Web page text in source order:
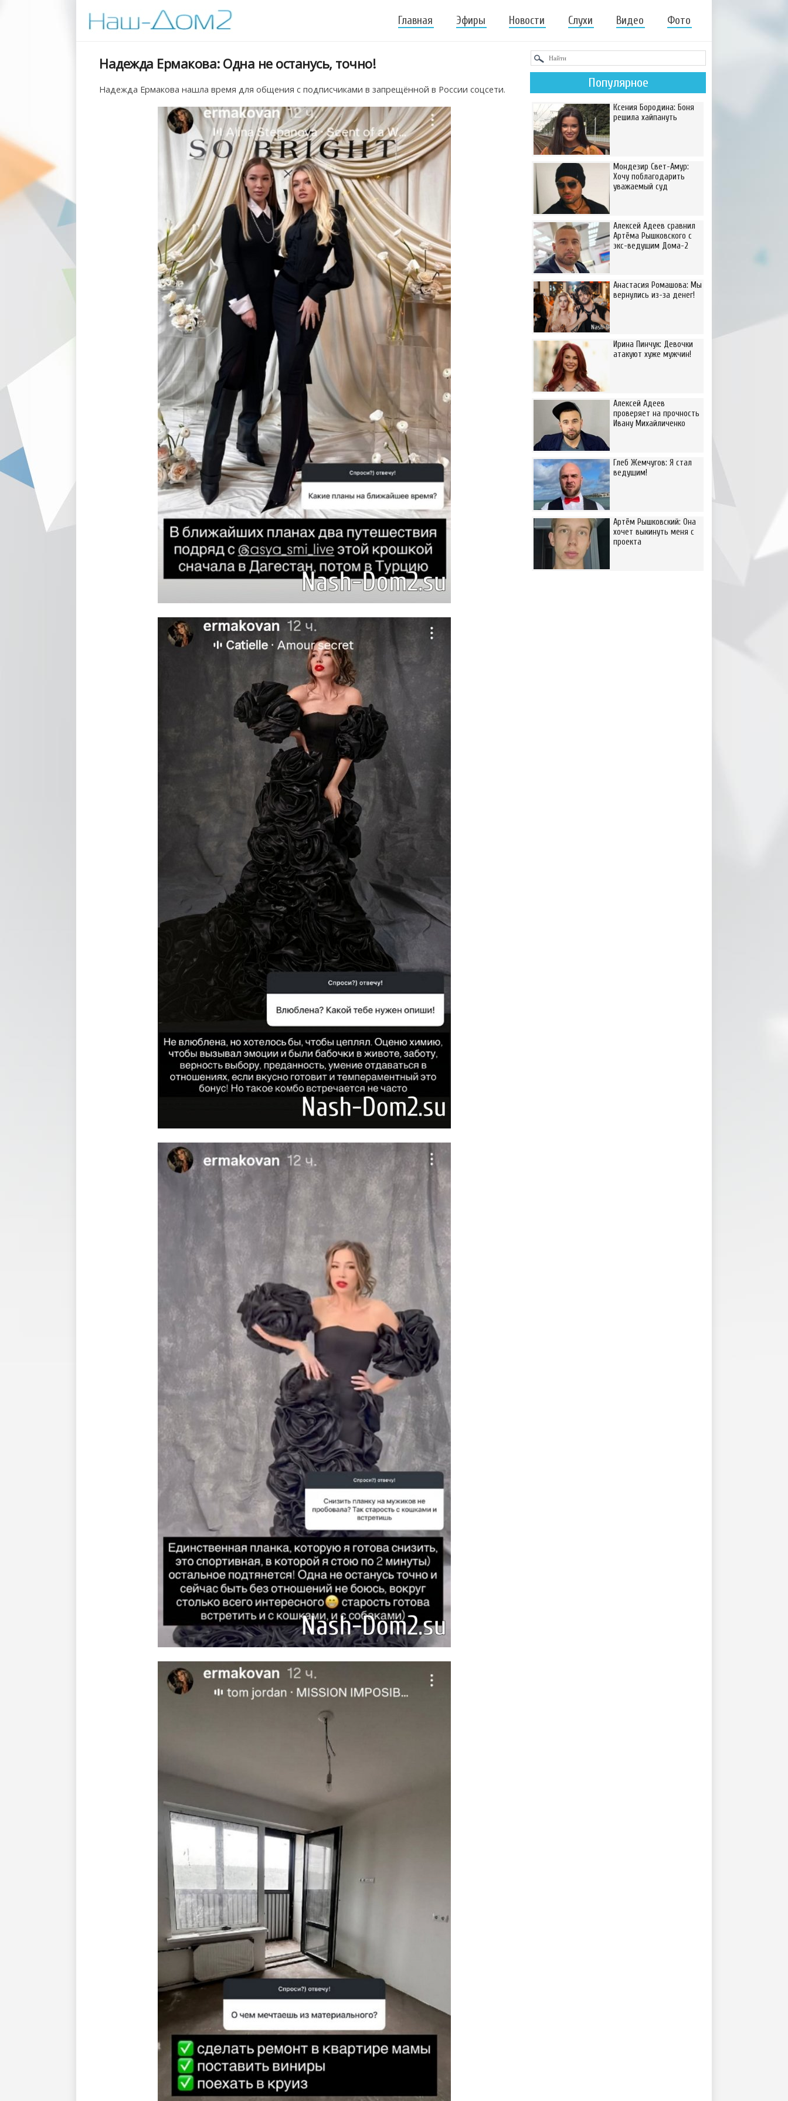
Главная Эфиры Новости Слухи Видео Фото
Надежда Ермакова: Одна не останусь, точно!
Надежда Ермакова нашла время для общения с подписчиками в запрещённой в России соцсети. Популярное
Ксения Бородина: Боня
решила хайпануть
Мондезир Свет-Амур:
Хочу поблагодарить
уважаемый суд
Алексей Адеев сравнил
Артёма Рышковского с
экс-ведущим Дома-2
Анастасия Ромашова: Мы
вернулись из-за денег!
Ирина Пинчук: Девочки
атакуют хуже мужчин!
Алексей Адеев
проверяет на прочность
Ивану Михайличенко
Глеб Жемчугов: Я стал
ведущим!
Артём Рышковский: Она
хочет выкинуть меня с
проекта